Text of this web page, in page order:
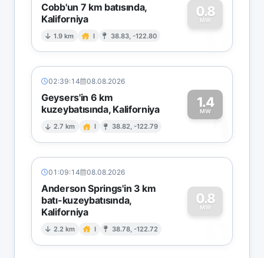
Cobb'un 7 km batısında,
Kaliforniya
1.9 km I 38.83, -122.80
0.8
MW
0
02:39:14 08.08.2026
Geysers'in 6 km
kuzeybatısında, Kaliforniya
2.7 km I 38.82, -122.79
1.4
MW1
01:09:14 08.08.2026
Anderson Springs'in 3 km
batı-kuzeybatısında,
Kaliforniya
2.2 km I 38.78, -122.72
0.8
MW
0